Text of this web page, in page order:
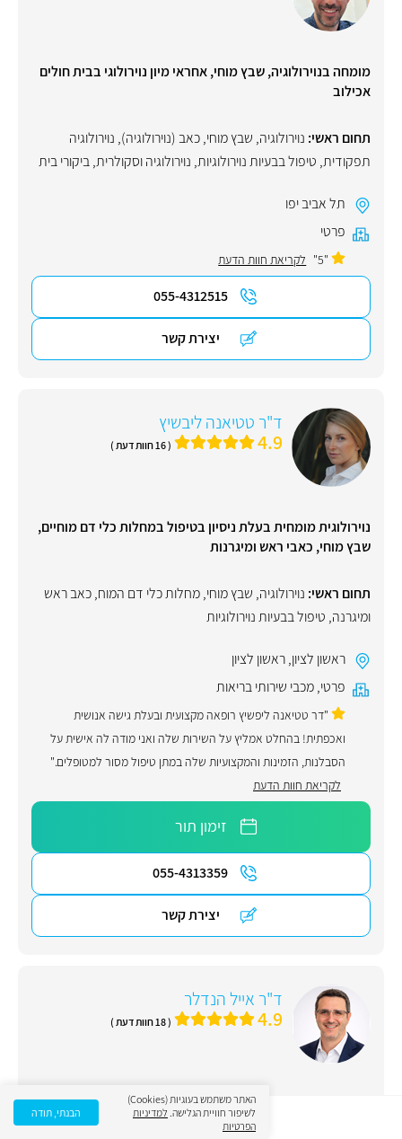
מומחה בנוירולוגיה, שבץ מוחי, אחראי מיון נוירולוגי בבית חולים
אכילוב
תחום ראשי: נוירולוגיה, שבץ מוחי,כאב (נוירולוגיה), נוירולוגיה
תפקודית, טיפול בבעיות נוירולוגיות, נוירולוגיה וסקולרית,ביקורי בית
תל אביב יפו
פרטי
"5" לקריאת חוות הדעת
055-4312515
יצירת קשר
ד"ר טטיאנה ליבשיץ
4.9 ( 16 חוות דעת )
נוירולוגית מומחית בעלת ניסיון בטיפול במחלות כלי דם מוחיים,
שבץ מוחי, כאבי ראש ומיגרנות
תחום ראשי: נוירולוגיה, שבץ מוחי,מחלות כלי דם המוח,כאב ראש
ומיגרנה, טיפול בבעיות נוירולוגיות
ראשון לציון,ראשון לציון
פרטי,מכבי שירותי בריאות
"דר טטיאנה ליפשיץ רופאה מקצועית ובעלת גישה אנושית
ואכפתית! בהחלט אמליץ על השירות שלה ואני מודה לה אישית על
הסבלנות, הזמינות והמקצועיות שלה במתן טיפול מסור למטופלים."
לקריאת חוות הדעת
זימון תור
055-4313359
יצירת קשר
ד"ר אייל הנדלר
4.9 ( 18 חוות דעת )
ד"ר הנדלר הינו אורתופד מומחה ומנתח עמוד שדרה. עובד
כרופא ומנתח בכיר במחלקת נוירוכירורגיה בבית החולים
האתר משתמש בעוגיות (Cookies)
לשיפור חוויית הגלישה. למדיניות
הפרטיות
הבנתי, תודה